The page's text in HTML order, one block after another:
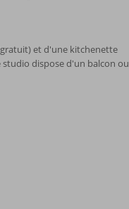
et d'une kitchenette
studio dispose d'un balcon ou